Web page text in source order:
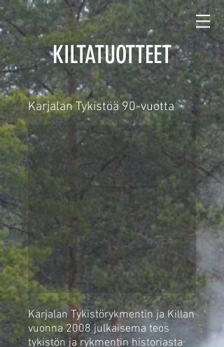
KILTATUOTTEET
Karjalan Tykistöä 90-vuotta
Karjalan Tykistörykmentin ja Killan
vuonna 2008 julkaisema teos
tykistön ja rykmentin historiasta